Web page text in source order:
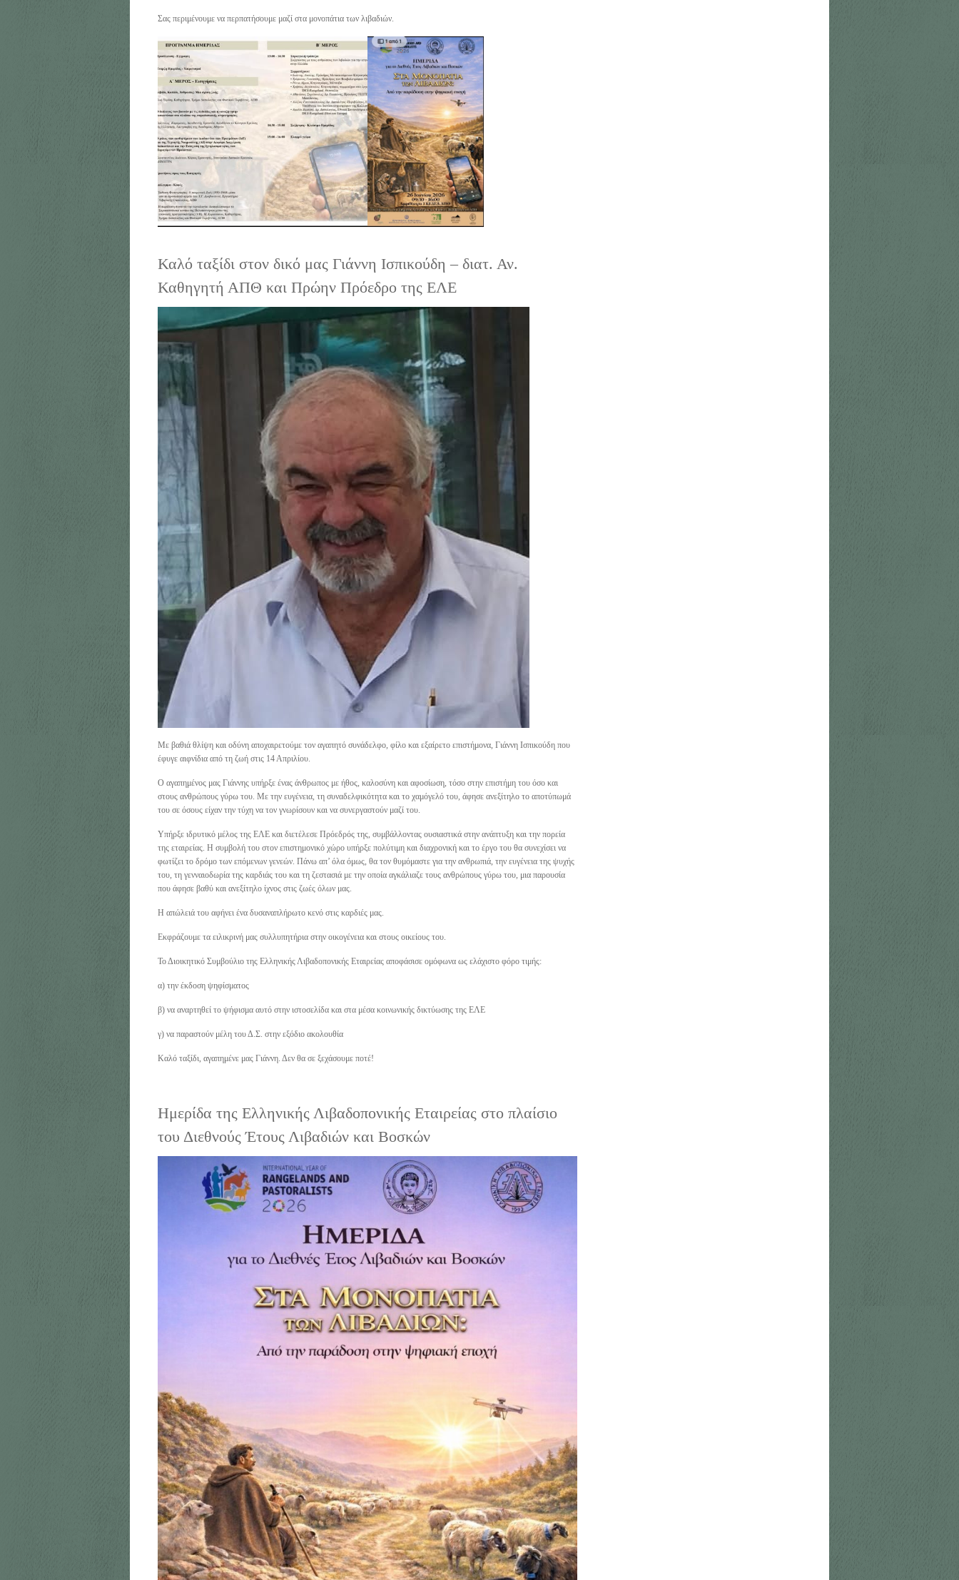
Σας περιμένουμε να περπατήσουμε μαζί στα μονοπάτια των λιβαδιών.
Καλό ταξίδι στον δικό μας Γιάννη Ισπικούδη – διατ. Αν.
Καθηγητή ΑΠΘ και Πρώην Πρόεδρο της ΕΛΕ
Με βαθιά θλίψη και οδύνη αποχαιρετούμε τον αγαπητό συνάδελφο, φίλο και εξαίρετο επιστήμονα, Γιάννη Ισπικούδη που
έφυγε αιφνίδια από τη ζωή στις 14 Απριλίου.
Ο αγαπημένος μας Γιάννης υπήρξε ένας άνθρωπος με ήθος, καλοσύνη και αφοσίωση, τόσο στην επιστήμη του όσο και
στους ανθρώπους γύρω του. Με την ευγένεια, τη συναδελφικότητα και το χαμόγελό του, άφησε ανεξίτηλο το αποτύπωμά
του σε όσους είχαν την τύχη να τον γνωρίσουν και να συνεργαστούν μαζί του.
Υπήρξε ιδρυτικό μέλος της ΕΛΕ και διετέλεσε Πρόεδρός της, συμβάλλοντας ουσιαστικά στην ανάπτυξη και την πορεία
της εταιρείας. Η συμβολή του στον επιστημονικό χώρο υπήρξε πολύτιμη και διαχρονική και το έργο του θα συνεχίσει να
φωτίζει το δρόμο των επόμενων γενεών. Πάνω απ’ όλα όμως, θα τον θυμόμαστε για την ανθρωπιά, την ευγένεια της ψυχής
του, τη γενναιοδωρία της καρδιάς του και τη ζεστασιά με την οποία αγκάλιαζε τους ανθρώπους γύρω του, μια παρουσία
που άφησε βαθύ και ανεξίτηλο ίχνος στις ζωές όλων μας.
Η απώλειά του αφήνει ένα δυσαναπλήρωτο κενό στις καρδιές μας.
Εκφράζουμε τα ειλικρινή μας συλλυπητήρια στην οικογένεια και στους οικείους του.
Το Διοικητικό Συμβούλιο της Ελληνικής Λιβαδοπονικής Εταιρείας αποφάσισε ομόφωνα ως ελάχιστο φόρο τιμής:
α) την έκδοση ψηφίσματος
β) να αναρτηθεί το ψήφισμα αυτό στην ιστοσελίδα και στα μέσα κοινωνικής δικτύωσης της ΕΛΕ
γ) να παραστούν μέλη του Δ.Σ. στην εξόδιο ακολουθία
Καλό ταξίδι, αγαπημένε μας Γιάννη. Δεν θα σε ξεχάσουμε ποτέ!
Ημερίδα της Ελληνικής Λιβαδοπονικής Εταιρείας στο πλαίσιο
του Διεθνούς Έτους Λιβαδιών και Βοσκών